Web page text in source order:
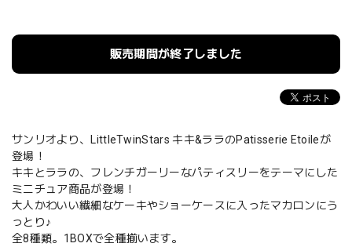
販売期間が終了しました
サンリオより、LittleTwinStars キキ&ララのPatisserie Etoileが
登場！
キキとララの、フレンチガーリーなパティスリーをテーマにした
ミニチュア商品が登場！
大人かわいい繊細なケーキやショーケースに入ったマカロンにう
っとり♪
全8種類。1BOXで全種揃います。